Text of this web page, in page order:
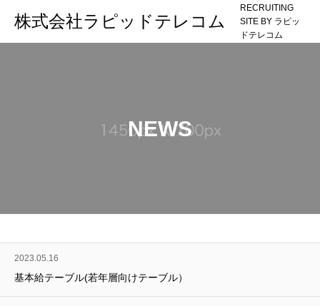
株式会社ラピッドテレコム
RECRUITING
SITE BY ラピッ
ドテレコム
NEWS
2023.05.16
基本給テーブル(若年層向けテーブル）